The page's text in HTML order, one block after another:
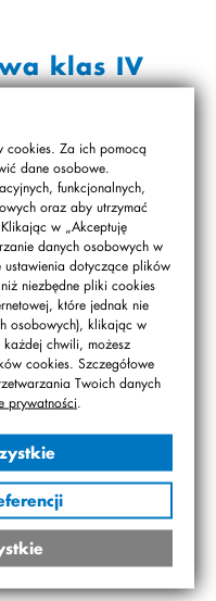
cookies. Za ich pomocą
dane osobowe.
funkcjonalnych,
oraz aby utrzymać
w „Akceptuję
danych osobowych w
ustawienia dotyczące plików
niezbędne pliki cookies
które jednak nie
osobowych), klikając w
każdej chwili, możesz
cookies. Szczegółowe
Twoich danych
prywatności
klas IV
wybrały się na
O godzinie 10.00
Lena, Leon,
Ala, Alinka,
i Pan Filip.
Bemowski,
drodze dołączali do
Mateusz I., oraz
się na picie.
pożarową nr 51
Tam zjedliśmy,
13:15
bez Dominiki i
uczestnicy. Pod
Filip K., Lena,
Pan Filip. Cała trasa
aktywna i udana